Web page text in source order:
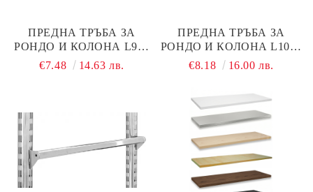
ПРЕДНА ТРЪБА ЗА
РОНДО И КОЛОНА L900
ММ ХРОМ
€7.48 14.63 лв.
ПРЕДНА ТРЪБА ЗА
РОНДО И КОЛОНА L1000
ММ ХРОМ
€8.18 16.00 лв.